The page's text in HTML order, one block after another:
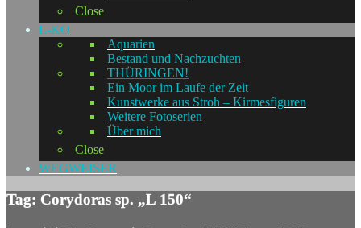
Close
L-KO
Aquarien
Bestand und Nachzuchten
THÜRINGEN!
Ein Moor im Laufe der Zeit
Kunstwerke aus Stroh – Kirmesfiguren
Weitere Fotoserien
Über mich
Close
WEGWEISER
Tag: Corydoras sp. „L 150“